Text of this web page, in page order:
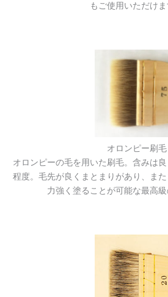
もご使用いただけま
オロンピー刷毛
オロンピーの毛を用いた刷毛。含みは
程度。毛先が良くまとまりがあり、ま
力強く塗ることが可能な最高級